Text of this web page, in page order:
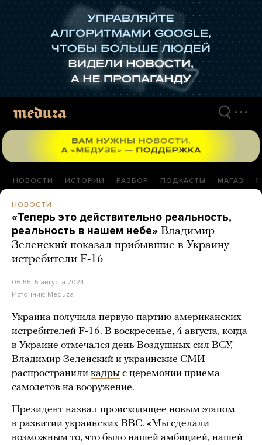
НОВОСТИ ИСТОРИИ РАЗБОР ПОДКАСТЫ МАГАЗ
НОВОСТИ
«Теперь это действительно реальность,
реальность в нашем небе» Владимир
Зеленский показал прибывшие в Украину
истребители F-16
06:55, 5 августа 2024
Источник: Meduza
Украина получила первую партию американских
истребителей F-16. В воскресенье, 4 августа, когда
в Украине отмечался день Воздушных сил ВСУ,
Владимир Зеленский и украинские СМИ
распространили кадры с церемонии приема
самолетов на вооружение.
Президент назвал происходящее новым этапом
в развитии украинских ВВС. «Мы сделали
возможным то, что было нашей амбицией, нашей